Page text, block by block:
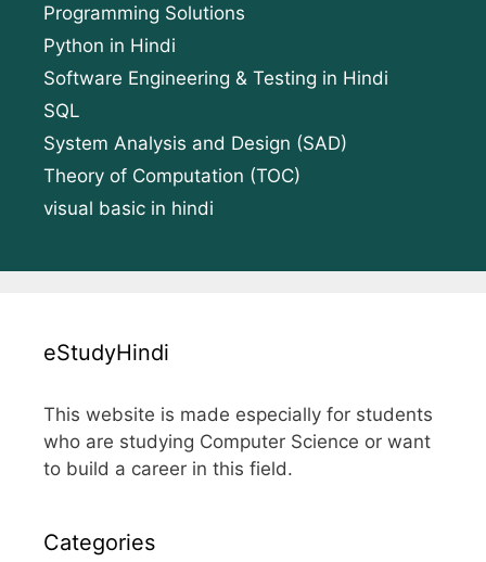
Programming Solutions
Python in Hindi
Software Engineering & Testing in Hindi
SQL
System Analysis and Design (SAD)
Theory of Computation (TOC)
visual basic in hindi
eStudyHindi
This website is made especially for students
who are studying Computer Science or want
to build a career in this field.
Categories